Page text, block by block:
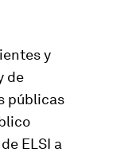
y
de
públicas
ELSI a